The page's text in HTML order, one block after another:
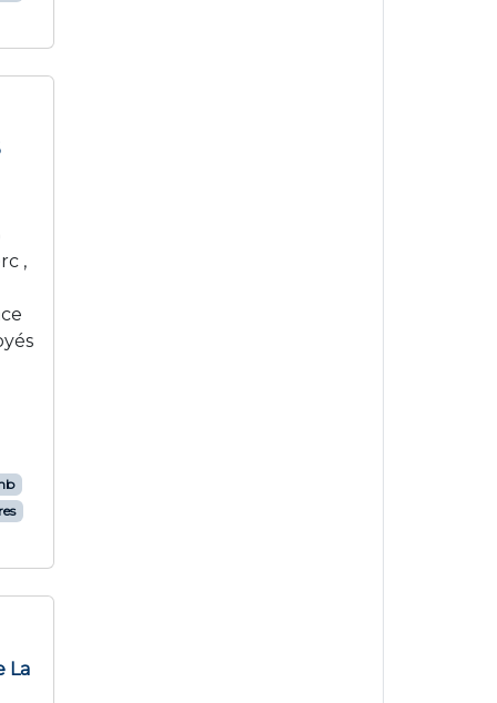
,
La